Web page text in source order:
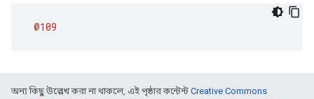
@109
অন্য কিছু উল্লেখ করা না থাকলে, এই পৃষ্ঠার কন্টেন্ট Creative Commons